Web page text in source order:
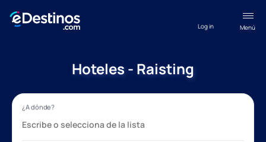
Menú
Log in
Hoteles - Raisting